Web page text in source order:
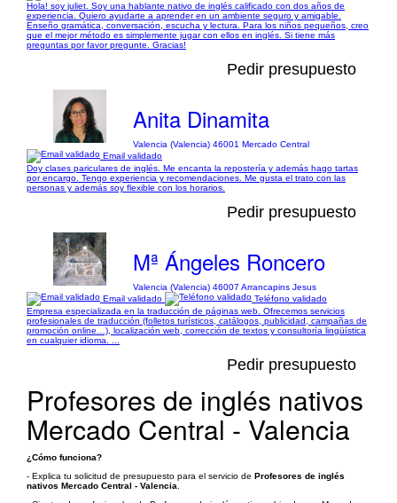
Hola! soy juliet. Soy una hablante nativo de inglés calificado con dos años de
experiencia. Quiero ayudarte a aprender en un ambiente seguro y amigable.
Enseño gramática, conversación, escucha y lectura. Para los niños pequeños, creo
que el mejor método es simplemente jugar con ellos en inglés. Si tiene más
preguntas por favor pregunte. Gracias!
Pedir presupuesto
Anita Dinamita
Valencia (Valencia) 46001 Mercado Central
Email validado
Doy clases pariculares de inglés. Me encanta la repostería y además hago tartas
por encargo. Tengo experiencia y recomendaciones. Me gusta el trato con las
personas y además soy flexible con los horarios.
Pedir presupuesto
Mª Ángeles Roncero
Valencia (Valencia) 46007 Arrancapins Jesus
Email validado
Teléfono validado
Empresa especializada en la traducción de páginas web. Ofrecemos servicios
profesionales de traducción (folletos turísticos, catálogos, publicidad, campañas de
promoción online…), localización web, corrección de textos y consultoría lingüística
en cualquier idioma. ...
Pedir presupuesto
Profesores de inglés nativos
Mercado Central - Valencia
¿Cómo funciona?
- Explica tu solicitud de presupuesto para el servicio de Profesores de inglés
nativos Mercado Central - Valencia